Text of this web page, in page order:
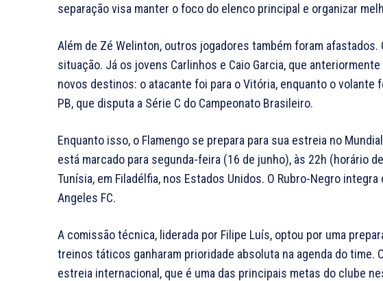
separação visa manter o foco do elenco principal e organizar
Além de Zé Welinton, outros jogadores também foram afastados.
situação. Já os jovens Carlinhos e Caio Garcia, que
novos destinos: o atacante foi para o Vitória, enquanto o
PB, que disputa a Série C do Campeonato Brasileiro.
Enquanto isso, o Flamengo se prepara para sua estreia no
está marcado para segunda-feira (16 de junho), às 22h (horário
Tunísia, em Filadélfia, nos Estados Unidos. O Rubro-Negro integra
Angeles FC.
A comissão técnica, liderada por Filipe Luís, optou por uma
treinos táticos ganharam prioridade absoluta na agenda do time.
estreia internacional, que é uma das principais metas do clube